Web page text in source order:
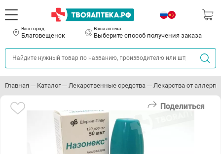
Ваш город:
Благовещенск
Ваша аптека:
Выберите способ получения заказа
Главная Каталог Лекарственные средства Лекарства от
Поделиться